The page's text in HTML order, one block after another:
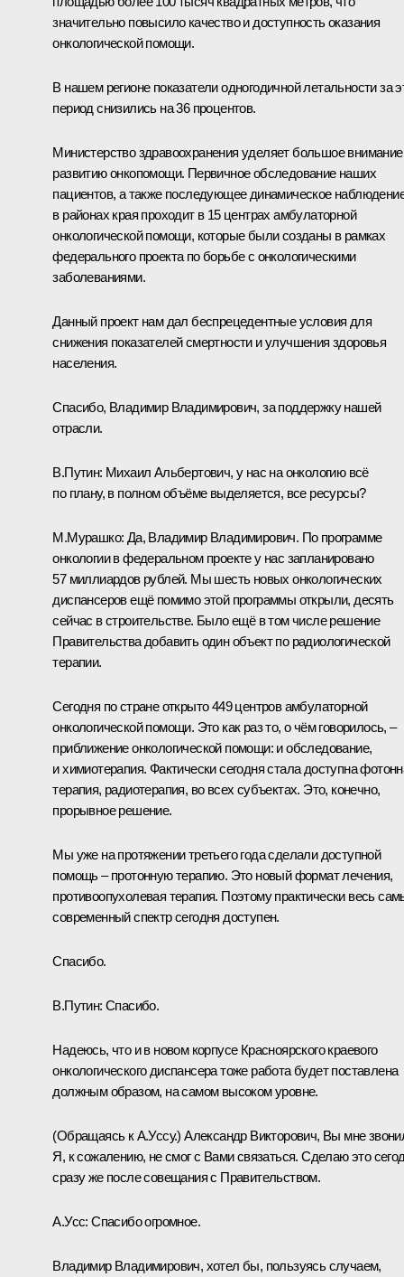
значительно повысило качество и доступность оказания
онкологической помощи.
В нашем регионе показатели одногодичной летальности за
период снизились на 36 процентов.
Министерство здравоохранения уделяет большое внимание
развитию онкопомощи. Первичное обследование наших
пациентов, а также последующее динамическое
в районах края проходит в 15 центрах амбулаторной
онкологической помощи, которые были созданы в рамках
федерального проекта по борьбе с онкологическими
заболеваниями.
Данный проект нам дал беспрецедентные условия для
снижения показателей смертности и улучшения здоровья
населения.
Спасибо, Владимир Владимирович, за поддержку нашей
отрасли.
В.Путин: Михаил Альбертович, у нас на онкологию всё
по плану, в полном объёме выделяется, все ресурсы?
М.Мурашко: Да, Владимир Владимирович. По программе
онкологии в федеральном проекте у нас запланировано
57 миллиардов рублей. Мы шесть новых онкологических
диспансеров ещё помимо этой программы открыли, десять
сейчас в строительстве. Было ещё в том числе решение
Правительства добавить один объект по радиологической
терапии.
Сегодня по стране открыто 449 центров амбулаторной
онкологической помощи. Это как раз то, о чём говорилось, –
приближение онкологической помощи: и обследование,
и химиотерапия. Фактически сегодня стала доступна
терапия, радиотерапия, во всех субъектах. Это, конечно,
прорывное решение.
Мы уже на протяжении третьего года сделали доступной
помощь – протонную терапию. Это новый формат лечения,
противоопухолевая терапия. Поэтому практически весь
современный спектр сегодня доступен.
Спасибо.
В.Путин: Спасибо.
Надеюсь, что и в новом корпусе Красноярского краевого
онкологического диспансера тоже работа будет поставлена
должным образом, на самом высоком уровне.
(Обращаясь к А.Уссу.) Александр Викторович, Вы мне
Я, к сожалению, не смог с Вами связаться. Сделаю это
сразу же после совещания с Правительством.
А.Усс: Спасибо огромное.
Владимир Владимирович, хотел бы, пользуясь случаем,